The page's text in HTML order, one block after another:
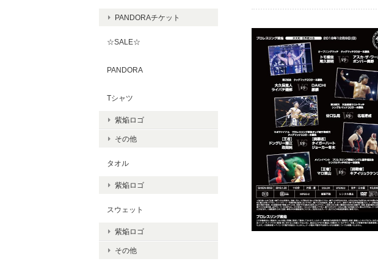
PANDORAチケット
☆SALE☆
PANDORA
Tシャツ
紫焔ロゴ
その他
タオル
紫焔ロゴ
スウェット
紫焔ロゴ
その他